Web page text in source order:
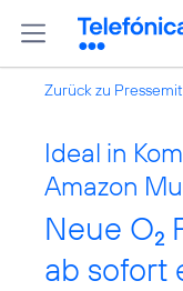
Zurück zu
Ideal in
Amazon
Neue O2
ab sofort